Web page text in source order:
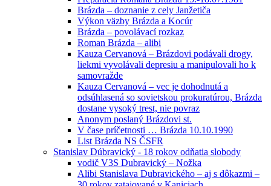
Brázda – doznanie z cely Janžetiča
Výkon väzby Brázda a Kocúr
Brázda – povolávací rozkaz
Roman Brázda – alibi
Kauza Cervanová – Brázdovi podávali drogy,
liekmi vyvolávali depresiu a manipulovali ho k
samovražde
Kauza Cervanová – vec je dohodnutá a
odsúhlasená so sovietskou prokuratúrou, Brázda
dostane vysoký trest, nie povraz
Anonym poslaný Brázdovi st.
V čase príčetnosti … Brázda 10.10.1990
List Brázda NS ČSFR
Stanislav Dúbravický - 18 rokov odňatia slobody
vodič V3S Dubravický – Nožka
Alibi Stanislava Dubravického – aj s dôkazmi –